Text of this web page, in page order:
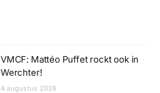
VMCF: Mattéo Puffet rockt ook in
Werchter!
4 augustus 2026